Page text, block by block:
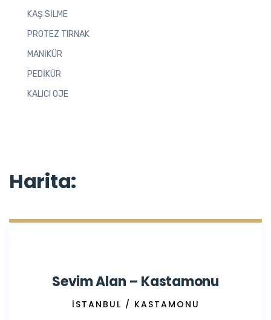
KAŞ SİLME
PROTEZ TIRNAK
MANİKÜR
PEDİKÜR
KALICI OJE
Harita:
Sevim Alan – Kastamonu
İSTANBUL / KASTAMONU